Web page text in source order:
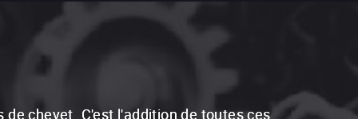
chevet. C'est l'addition de toutes ces